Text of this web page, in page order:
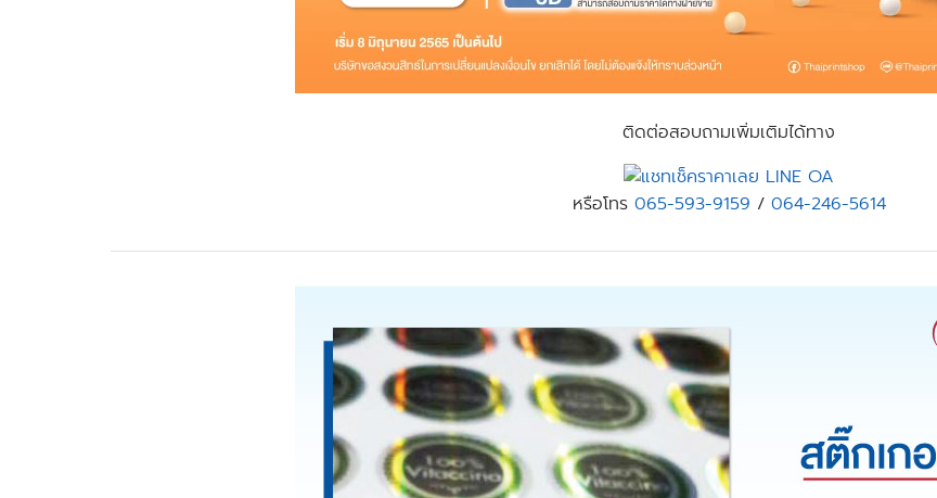
ติดต่อสอบถามเพิ่มเติมได้ทาง
หรือโทร 065-593-9159 / 064-246-5614